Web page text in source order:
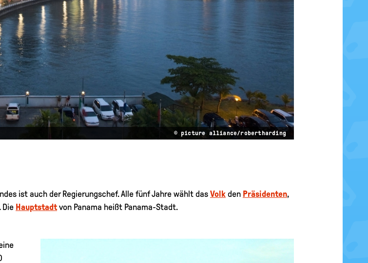
© picture alliance/robertharding
ist auch der Regierungschef. Alle fünf Jahre wählt dasVolk den Präsidenten,
. Die Hauptstadtvon Panama heißt Panama-Stadt.